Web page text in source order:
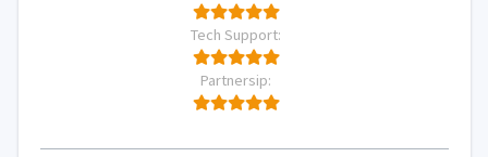
Tech Support:
Partnersip: